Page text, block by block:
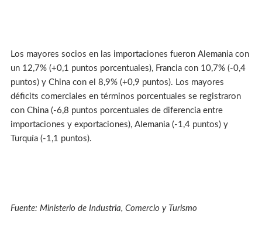
Los mayores socios en las importaciones fueron Alemania con
un 12,7% (+0,1 puntos porcentuales), Francia con 10,7% (-0,4
puntos) y China con el 8,9% (+0,9 puntos). Los mayores
déficits comerciales en términos porcentuales se registraron
con China (-6,8 puntos porcentuales de diferencia entre
importaciones y exportaciones), Alemania (-1,4 puntos) y
Turquía (-1,1 puntos).
Fuente: Ministerio de Industria, Comercio y Turismo